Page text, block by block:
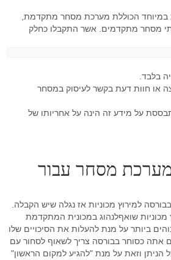
במיוחד הכוללת מערכת מסחר מתקדמת,
מסחר מתקדמים. אשר התקבלו כחלק
בלבד.
או חוות דעת בקשר לעיסוק במסחר
על מידע זה הינה על אחריותו של
מסחר עבור
למירוץ מכוניות אז נגלה שיש הקבלה.
שואףלנהוג במכונית המתקדמת
ביותר על מנת להעלות את הסיכויים שלו
אתה כסוחר בבורסה צריך לשאוף לסחור עם
וזאת על מנת "להגיע למקום הראשון"
מסחר